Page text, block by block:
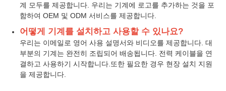
계 모두를 제공합니다. 우리는 기계에 로고를 추가하는 것을 포
함하여 OEM 및 ODM 서비스를 제공합니다.
어떻게 기계를 설치하고 사용할 수 있나요?
우리는 이메일로 영어 사용 설명서와 비디오를 제공합니다. 대
부분의 기계는 완전히 조립되어 배송됩니다. 전력 케이블을 연
결하고 사용하기 시작합니다.또한 필요한 경우 현장 설치 지원
을 제공합니다.